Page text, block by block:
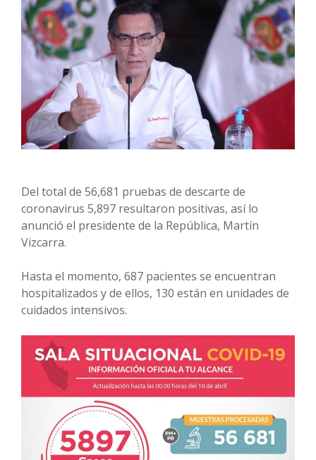
Del total de 56,681 pruebas de descarte de
coronavirus 5,897 resultaron positivas, así lo
anunció el presidente de la República, Martín
Vizcarra.
Hasta el momento, 687 pacientes se encuentran
hospitalizados y de ellos, 130 están en unidades de
cuidados intensivos.